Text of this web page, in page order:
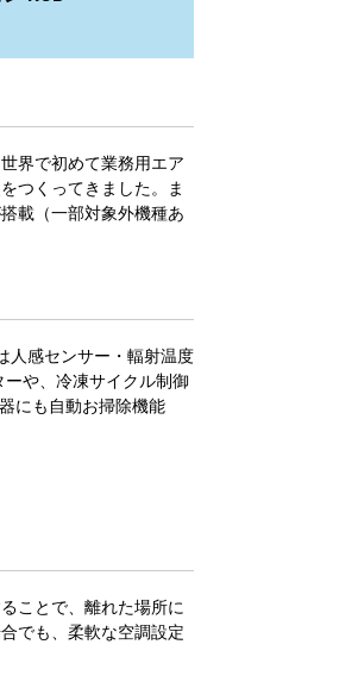
界で初めて業務用エア
つくってきました。ま
載（一部対象外機種あ
人感センサー・輻射温度
や、冷凍サイクル制御
にも自動お掃除機能
ことで、離れた場所に
でも、柔軟な空調設定